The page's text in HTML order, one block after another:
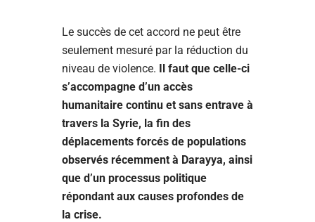
Le succès de cet accord ne peut être
seulement mesuré par la réduction du
niveau de violence.
Il faut que celle-ci
s’accompagne d’un accès
humanitaire continu et sans entrave à
travers la Syrie, la fin des
déplacements forcés de populations
observés récemment à Darayya, ainsi
que d’un processus politique
répondant aux causes profondes de
la crise.